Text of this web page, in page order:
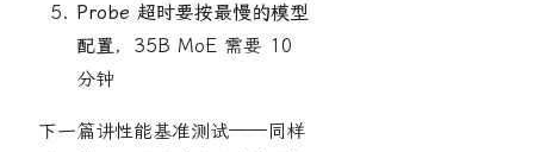
Probe 超时要按最慢的模型
配置，35B MoE 需要 10
分钟
下一篇讲性能基准测试——同样